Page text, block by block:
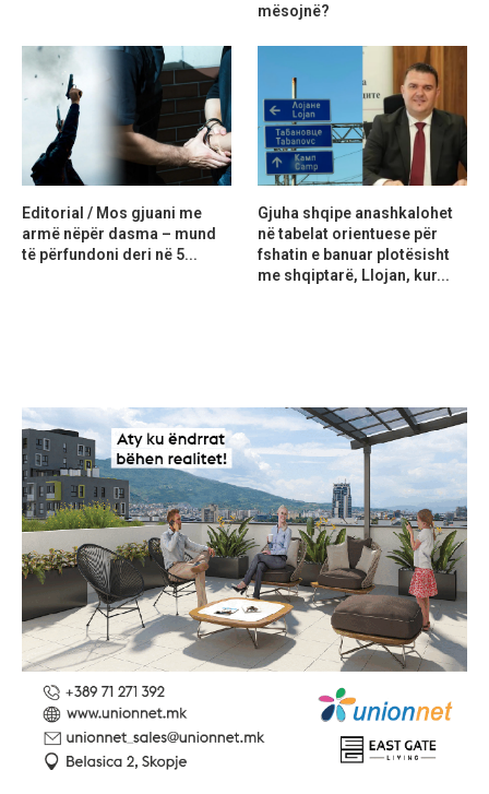
mësojnë?
Editorial / Mos gjuani me
armë nëpër dasma – mund
të përfundoni deri në 5...
Gjuha shqipe anashkalohet
në tabelat orientuese për
fshatin e banuar plotësisht
me shqiptarë, Llojan, kur...